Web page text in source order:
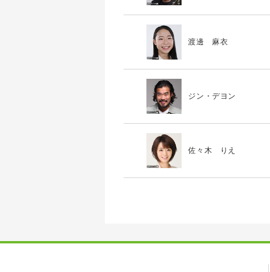
渡邊 麻衣
ジン・デヨン
佐々木 りえ